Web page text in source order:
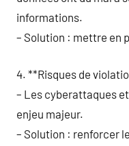
informations.
– Solution : mettre en
4. **Risques de
– Les cyberattaques
enjeu majeur.
– Solution : renforcer